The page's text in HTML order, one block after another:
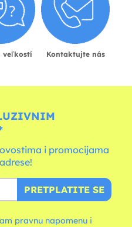
veľkostí Kontaktujte nás
i promocijama
PRETPLATITE SE
pravnu napomenu i